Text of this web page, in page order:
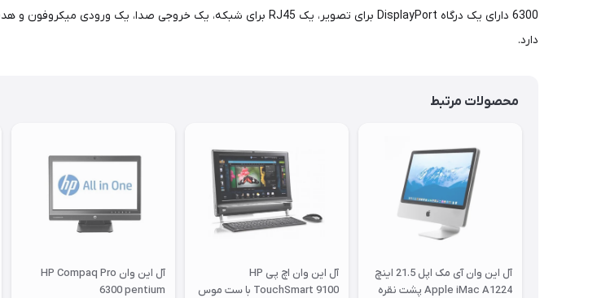
دارد.
محصولات مرتبط
آل این وان آی مک اپل 21.5 اینچ
Apple iMac A1224 پشت نقره
آل این وان اچ پی HP
TouchSmart 9100 با ست موس
آل این وان HP Compaq Pro
6300 pentium